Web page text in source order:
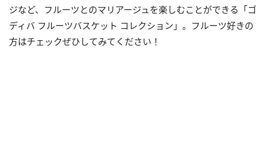
ジなど、フルーツとのマリアージュを楽しむことができる「ゴ
ディバ フルーツバスケット コレクション」。フルーツ好きの
方はチェックぜひしてみてください！